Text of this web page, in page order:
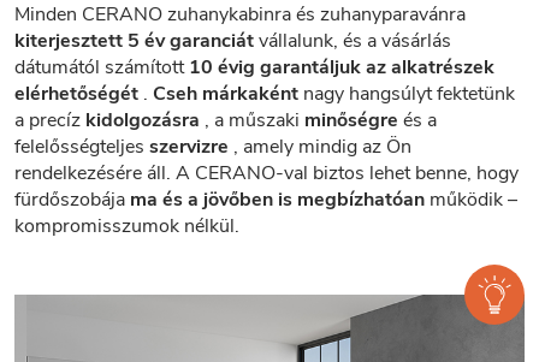
Minden CERANO zuhanykabinra és zuhanyparavánra
kiterjesztett 5 év garanciátvállalunk, és a vásárlás
dátumától számított10 évig garantáljuk az alkatrészek
elérhetőségét . Cseh márkaként nagy hangsúlyt fektetünk
a precíz kidolgozásra , a műszaki minőségre és a
felelősségteljes szervizre , amely mindig az Ön
rendelkezésére áll. A CERANO-val biztos lehet benne, hogy
fürdőszobája ma és a jövőben is megbízhatóan működik –
kompromisszumok nélkül.